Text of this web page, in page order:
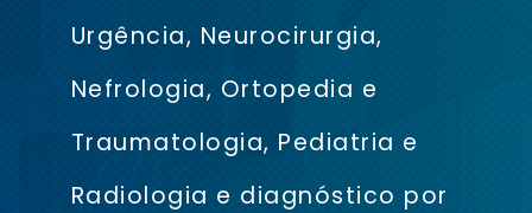
Urgência, Neurocirurgia,
Nefrologia, Ortopedia e
Traumatologia, Pediatria e
Radiologia e diagnóstico por